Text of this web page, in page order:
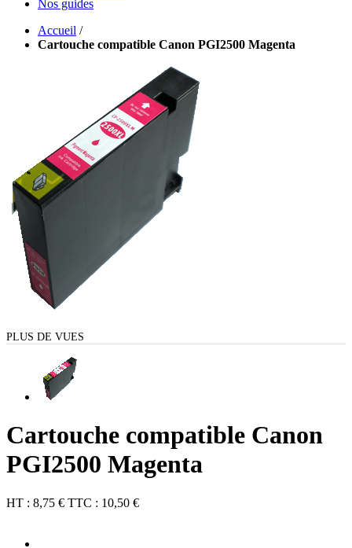
Nos guides
Accueil /
Cartouche compatible Canon PGI2500 Magenta
PLUS DE VUES
Cartouche compatible Canon
PGI2500 Magenta
HT : 8,75 € TTC : 10,50 €